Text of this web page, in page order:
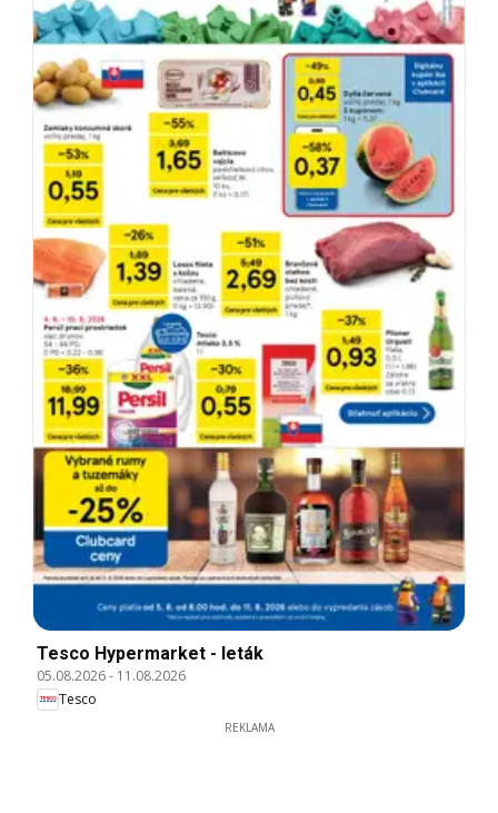
Tesco Hypermarket - leták
05.08.2026- 11.08.2026
Tesco
REKLAMA